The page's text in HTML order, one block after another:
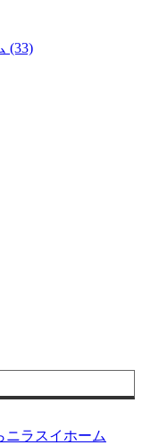
(33)